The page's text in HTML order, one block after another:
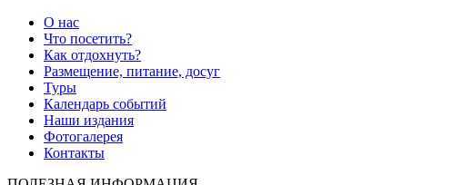
О нас
Что посетить?
Как отдохнуть?
Размещение, питание, досуг
Туры
Календарь событий
Наши издания
Фотогалерея
Контакты